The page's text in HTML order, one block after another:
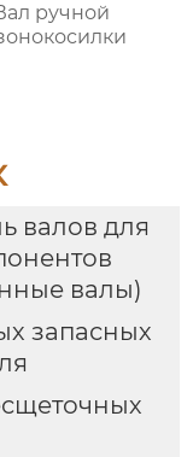
ручной
валов для
валы)
запасных